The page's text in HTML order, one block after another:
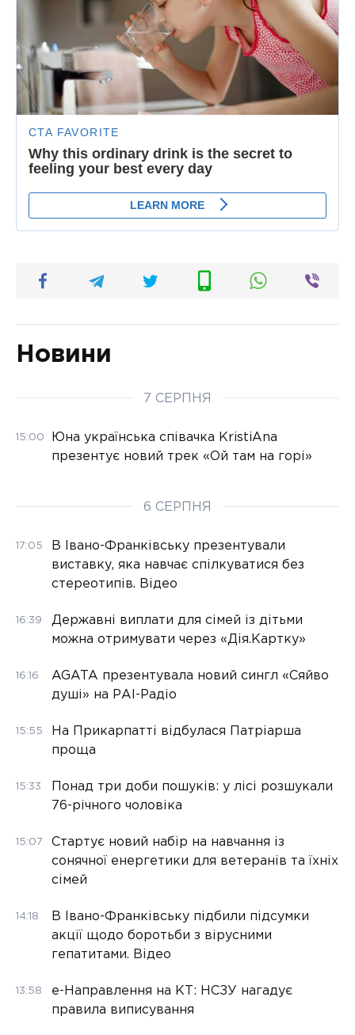
Новини
7 СЕРПНЯ
15:00
Юна українська співачка KristiAna
презентує новий трек «Ой там на горі»
6 СЕРПНЯ
17:05
В Івано-Франківську презентували
виставку, яка навчає спілкуватися без
стереотипів. Відео
16:39
Державні виплати для сімей із дітьми
можна отримувати через «Дія.Картку»
16:16
AGATA презентувала новий сингл «Сяйво
душі» на РАІ-Радіо
15:55
На Прикарпатті відбулася Патріарша
проща
15:33
Понад три доби пошуків: у лісі розшукали
76-річного чоловіка
15:07
Стартує новий набір на навчання із
сонячної енергетики для ветеранів та їхніх
сімей
14:18
В Івано-Франківську підбили підсумки
акції щодо боротьби з вірусними
гепатитами. Відео
13:58
е-Направлення на КТ: НСЗУ нагадує
правила виписування